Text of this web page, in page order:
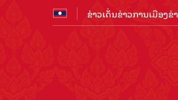
ຂ່າວເດັ່ນຂ່າວການເມືອງຂ່